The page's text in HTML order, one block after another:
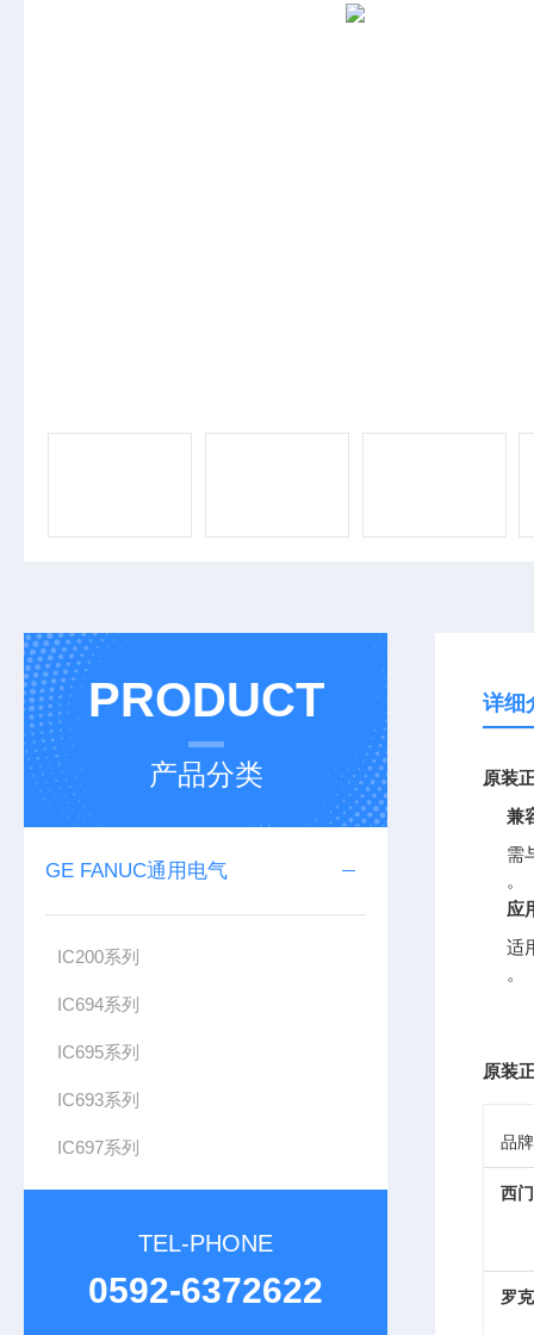
PRODUCT
产品分类
GE FANUC通用电气
IC200系列
IC694系列
IC695系列
IC693系列
IC697系列
TEL-PHONE
0592-6372622
详细
原装
兼
需
。
应
适
。
原装
品牌
西
罗